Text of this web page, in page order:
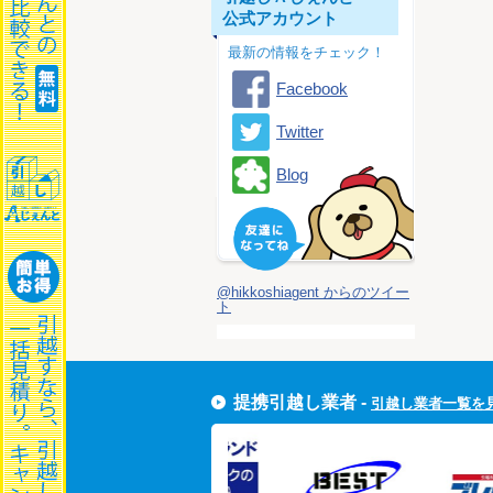
公式アカウント
最新の情報をチェック！
Facebook
Twitter
Blog
@hikkoshiagent からのツイー
ト
提携引越し業者 - 引越し業者一覧を